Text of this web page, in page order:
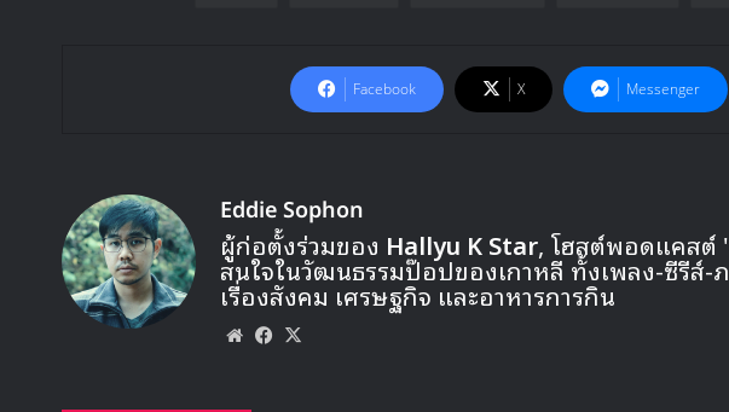
Facebook X Messenger
Eddie Sophon
ผู้ก่อตั้งร่วมของ Hallyu K Star, โฮสต์พอดแคสต์ '
สนใจในวัฒนธรรมป๊อปของเกาหลี ทั้งเพลง-ซีรีส์-
เรื่องสังคม เศรษฐกิจ และอาหารการกิน
WebsiteFacebook